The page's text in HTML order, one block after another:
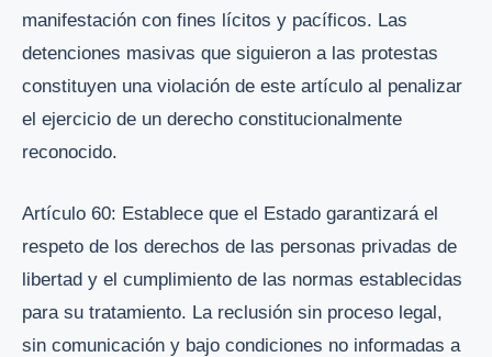
manifestación con fines lícitos y pacíficos. Las
detenciones masivas que siguieron a las protestas
constituyen una violación de este artículo al penalizar
el ejercicio de un derecho constitucionalmente
reconocido.
Artículo 60: Establece que el Estado garantizará el
respeto de los derechos de las personas privadas de
libertad y el cumplimiento de las normas establecidas
para su tratamiento. La reclusión sin proceso legal,
sin comunicación y bajo condiciones no informadas a